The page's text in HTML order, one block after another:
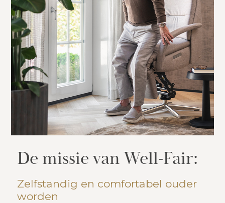
De missie van Well-Fair:
Zelfstandig en comfortabel ouder
worden